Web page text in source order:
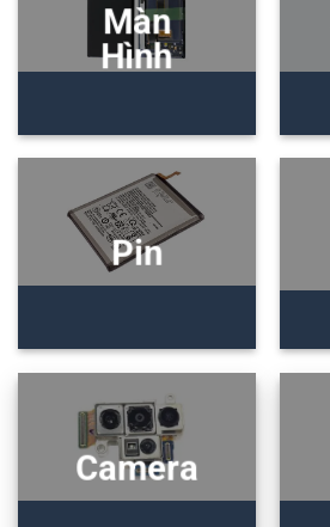
Màn
Hình
Pin
Camera